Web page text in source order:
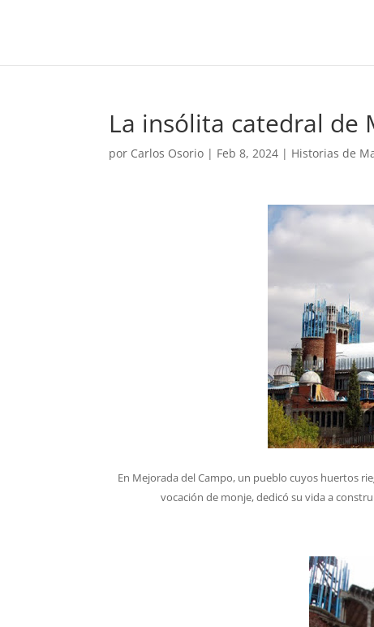
La insólita catedral de
por Carlos Osorio | Feb 8, 2024 | Historias de
En Mejorada del Campo, un pueblo cuyos huertos
vocación de monje, dedicó su vida a